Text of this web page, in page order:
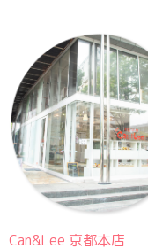
Can&Lee 京都本店